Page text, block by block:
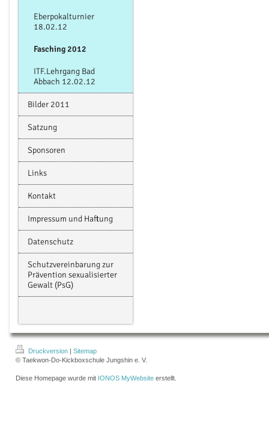
Eberpokalturnier
18.02.12
Fasching 2012
ITF.Lehrgang Bad
Abbach 12.02.12
Bilder 2011
Satzung
Sponsoren
Links
Kontakt
Impressum und Haftung
Datenschutz
Schutzvereinbarung zur
Prävention sexualisierter
Gewalt (PsG)
Druckversion | Sitemap
© Taekwon-Do-Kickboxschule Jungshin e. V.
Diese Homepage wurde mit IONOS MyWebsite erstellt.